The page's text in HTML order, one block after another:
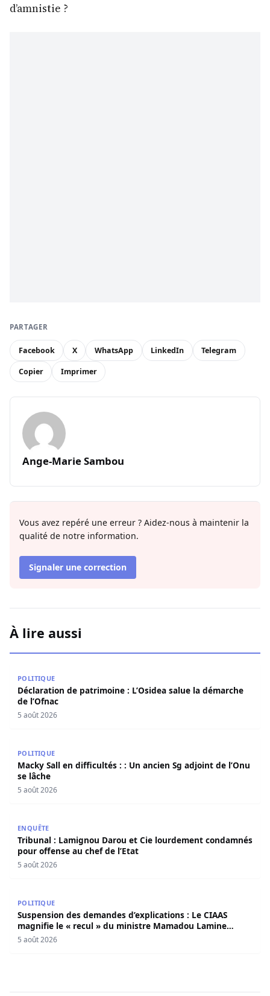
d’amnistie ?
PARTAGER
Facebook X WhatsApp LinkedIn Telegram
Copier Imprimer
Ange-Marie Sambou
Vous avez repéré une erreur ? Aidez-nous à maintenir la
qualité de notre information.
Signaler une correction
À lire aussi
POLITIQUE
Déclaration de patrimoine : L’Osidea salue la démarche
de l’Ofnac
5 août 2026
POLITIQUE
Macky Sall en difficultés : : Un ancien Sg adjoint de l’Onu
se lâche
5 août 2026
ENQUÊTE
Tribunal : Lamignou Darou et Cie lourdement condamnés
pour offense au chef de l’Etat
5 août 2026
POLITIQUE
Suspension des demandes d’explications : Le CIAAS
magnifie le « recul » du ministre Mamadou Lamine
Dianté
5 août 2026